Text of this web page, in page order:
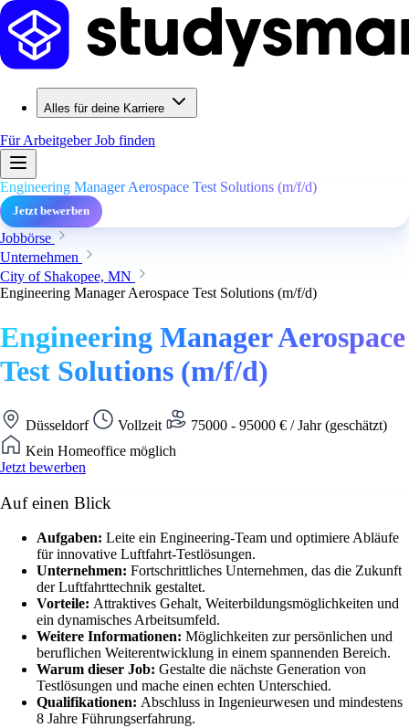
Alles für deine Karriere
Für ArbeitgeberJob finden
Engineering Manager Aerospace Test Solutions (m/f/d)
Jetzt bewerben
Jobbörse
Unternehmen
City of Shakopee, MN
Engineering Manager Aerospace Test Solutions (m/f/d)
Engineering Manager Aerospace
Test Solutions (m/f/d)
Düsseldorf Vollzeit
75000 - 95000 € / Jahr (geschätzt)
Kein Homeoffice möglich
Jetzt bewerben
Auf einen Blick
Aufgaben: Leite ein Engineering-Team und optimiere Abläufe
für innovative Luftfahrt-Testlösungen.
Unternehmen: Fortschrittliches Unternehmen, das die Zukunft
der Luftfahrttechnik gestaltet.
Vorteile: Attraktives Gehalt, Weiterbildungsmöglichkeiten und
ein dynamisches Arbeitsumfeld.
Weitere Informationen: Möglichkeiten zur persönlichen und
beruflichen Weiterentwicklung in einem spannenden Bereich.
Warum dieser Job: Gestalte die nächste Generation von
Testlösungen und mache einen echten Unterschied.
Qualifikationen: Abschluss in Ingenieurwesen und mindestens
8 Jahre Führungserfahrung.